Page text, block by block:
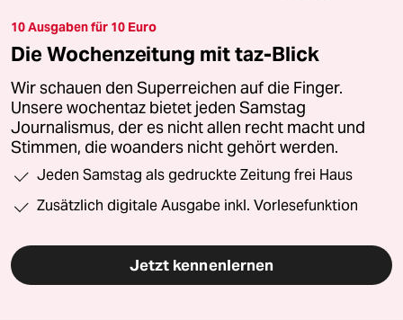
10 Ausgaben für 10 Euro
Die Wochenzeitung mit taz-Blick
Wir schauen den Superreichen auf die Finger.
Unsere wochentaz bietet jeden Samstag
Journalismus, der es nicht allen recht macht und
Stimmen, die woanders nicht gehört werden.
Jeden Samstag als gedruckte Zeitung frei Haus
Zusätzlich digitale Ausgabe inkl. Vorlesefunktion
Jetzt kennenlernen